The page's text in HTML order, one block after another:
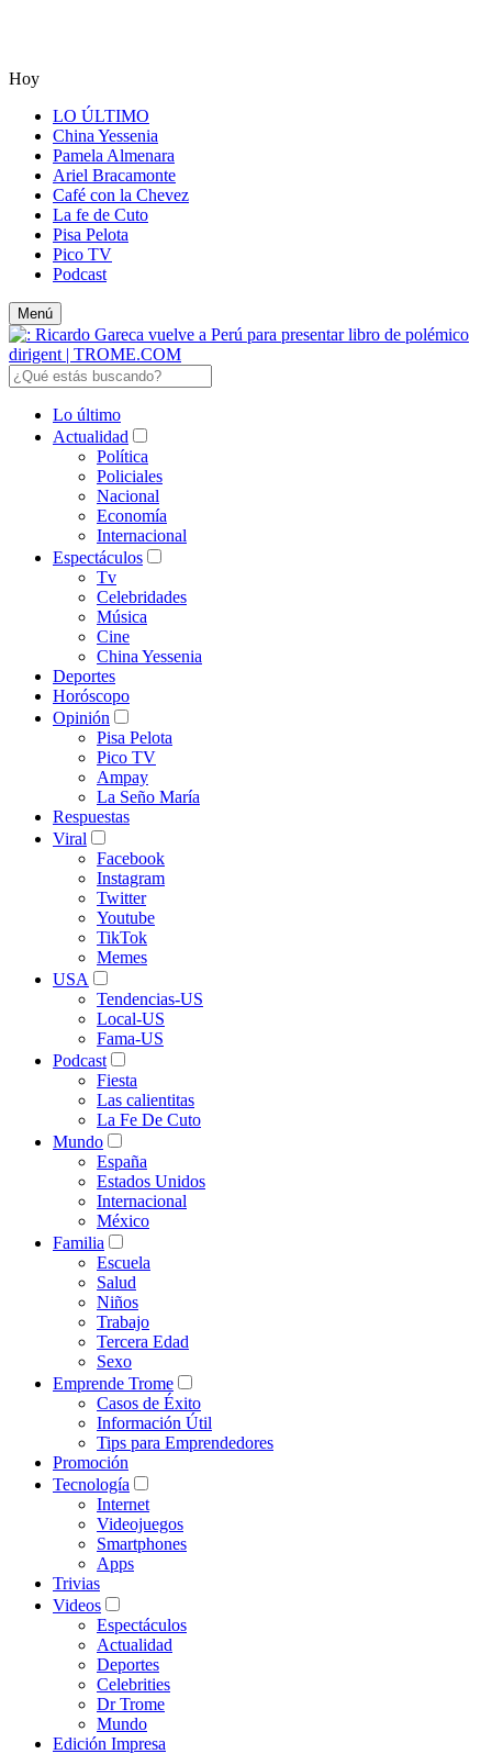
Hoy
LO ÚLTIMO
China Yessenia
Pamela Almenara
Ariel Bracamonte
Café con la Chevez
La fe de Cuto
Pisa Pelota
Pico TV
Podcast
Menú
Lo último
Actualidad
Política
Policiales
Nacional
Economía
Internacional
Espectáculos
Tv
Celebridades
Música
Cine
China Yessenia
Deportes
Horóscopo
Opinión
Pisa Pelota
Pico TV
Ampay
La Seño María
Respuestas
Viral
Facebook
Instagram
Twitter
Youtube
TikTok
Memes
USA
Tendencias-US
Local-US
Fama-US
Podcast
Fiesta
Las calientitas
La Fe De Cuto
Mundo
España
Estados Unidos
Internacional
México
Familia
Escuela
Salud
Niños
Trabajo
Tercera Edad
Sexo
Emprende Trome
Casos de Éxito
Información Útil
Tips para Emprendedores
Promoción
Tecnología
Internet
Videojuegos
Smartphones
Apps
Trivias
Videos
Espectáculos
Actualidad
Deportes
Celebrities
Dr Trome
Mundo
Edición Impresa